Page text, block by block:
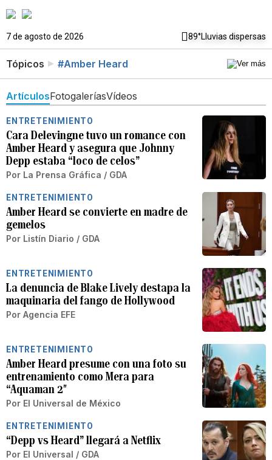
7 de agosto de 2026 89°Lluvias dispersas
Tópicos #Amber Heard
ArtículosFotogaleríasVídeos
ENTRETENIMIENTO
Cara Delevingne tuvo un romance con
Amber Heard y asegura que Johnny
Depp estaba “loco de celos”
Por La Prensa Gráfica / GDA
ENTRETENIMIENTO
Amber Heard se convierte en madre de
gemelos
Por Listín Diario / GDA
ENTRETENIMIENTO
La denuncia de Blake Lively destapa la
maquinaria del fango de Hollywood
Por Agencia EFE
ENTRETENIMIENTO
Amber Heard presume con una foto su
entrenamiento como Mera para
“Aquaman 2″
Por El Universal de México
ENTRETENIMIENTO
“Depp vs Heard” llegará a Netflix
Por El Universal / GDA